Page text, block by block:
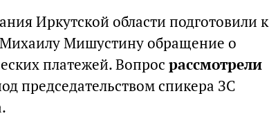
Иркутской области подготовили к
Мишустину обращение о
платежей. Вопрос рассмотрели
председательством спикера ЗС